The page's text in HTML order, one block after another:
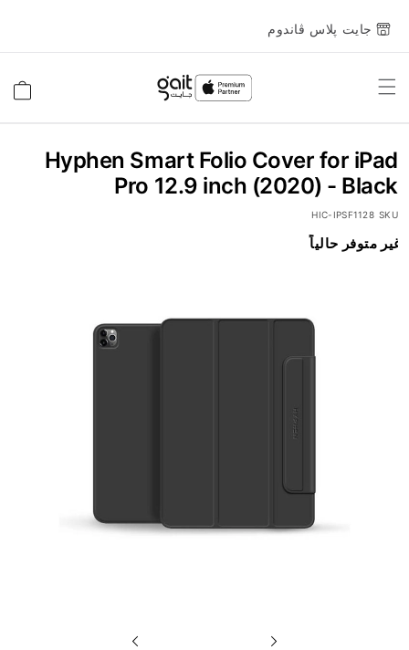
جايت پلاس ڤاندوم
Toggle
Hyphen Smart Folio Cover for iPad
Pro 12.9 inch (2020) - Black
SKU
HIC-IPSF1128
انتقل
إلى
غير متوفر حالياً